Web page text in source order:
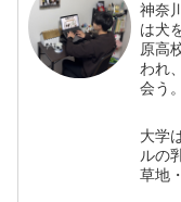
神奈
は犬
原高
われ
会う。
大学
ルの
草地